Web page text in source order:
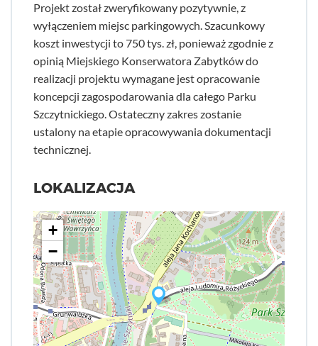
Projekt został zweryfikowany pozytywnie, z
wyłączeniem miejsc parkingowych. Szacunkowy
koszt inwestycji to 750 tys. zł, ponieważ zgodnie z
opinią Miejskiego Konserwatora Zabytków do
realizacji projektu wymagane jest opracowanie
koncepcji zagospodarowania dla całego Parku
Szczytnickiego. Ostateczny zakres zostanie
ustalony na etapie opracowywania dokumentacji
technicznej.
LOKALIZACJA
+
−